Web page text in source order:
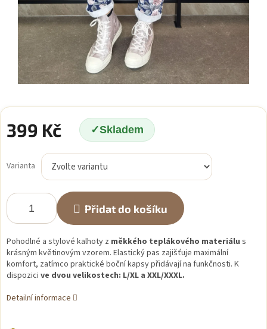
399 Kč Skladem
cena:
Varianta
Přidat do košíku
Pohodlné a stylové kalhoty z měkkého teplákového materiálu s
krásným květinovým vzorem. Elastický pas zajišťuje maximální
komfort, zatímco praktické boční kapsy přidávají na funkčnosti. K
dispozici ve dvou velikostech: L/XL a XXL/XXXL.
Detailní informace